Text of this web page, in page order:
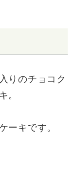
りのチョコク
。
ーキです。